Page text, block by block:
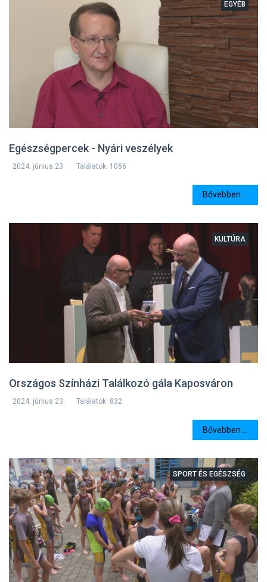
Egészségpercek - Nyári veszélyek
EGYÉB
2024. június 23. Találatok: 1056
Bővebben ...
Országos Színházi Találkozó gála Kaposváron
KULTÚRA
2024. június 23. Találatok: 832
Bővebben ...
SPORT ÉS EGÉSZSÉG